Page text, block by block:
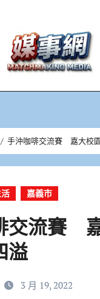
手沖咖啡交流賽 嘉大校
嘉義市
交流賽
溢
3 月 19, 2022